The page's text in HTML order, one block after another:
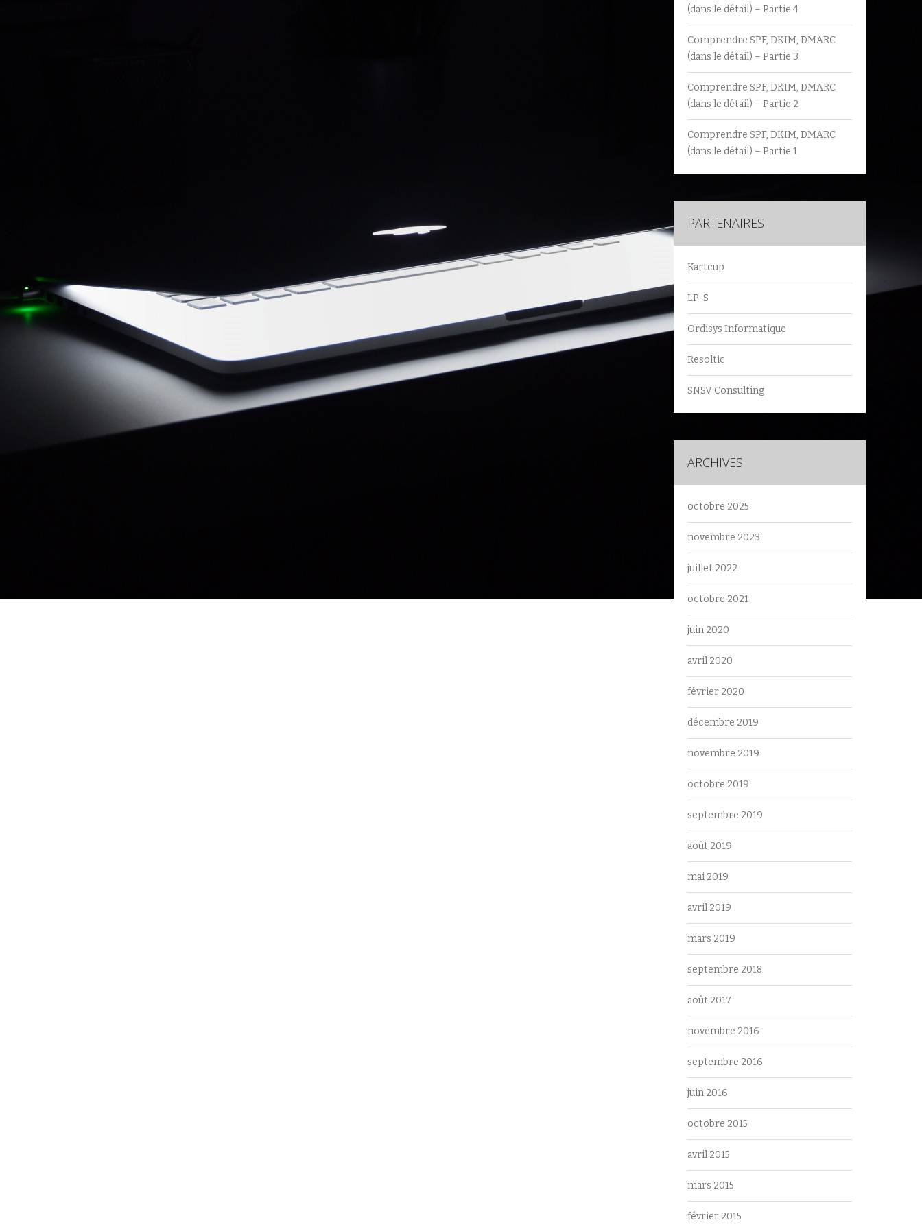
(dans le détail) – Partie 4
Comprendre SPF, DKIM, DMARC
(dans le détail) – Partie 3
Comprendre SPF, DKIM, DMARC
(dans le détail) – Partie 2
Comprendre SPF, DKIM, DMARC
(dans le détail) – Partie 1
PARTENAIRES
Kartcup
LP-S
Ordisys Informatique
Resoltic
SNSV Consulting
ARCHIVES
octobre 2025
novembre 2023
juillet 2022
octobre 2021
juin 2020
avril 2020
février 2020
décembre 2019
novembre 2019
octobre 2019
septembre 2019
août 2019
mai 2019
avril 2019
mars 2019
septembre 2018
août 2017
novembre 2016
septembre 2016
juin 2016
octobre 2015
avril 2015
mars 2015
février 2015